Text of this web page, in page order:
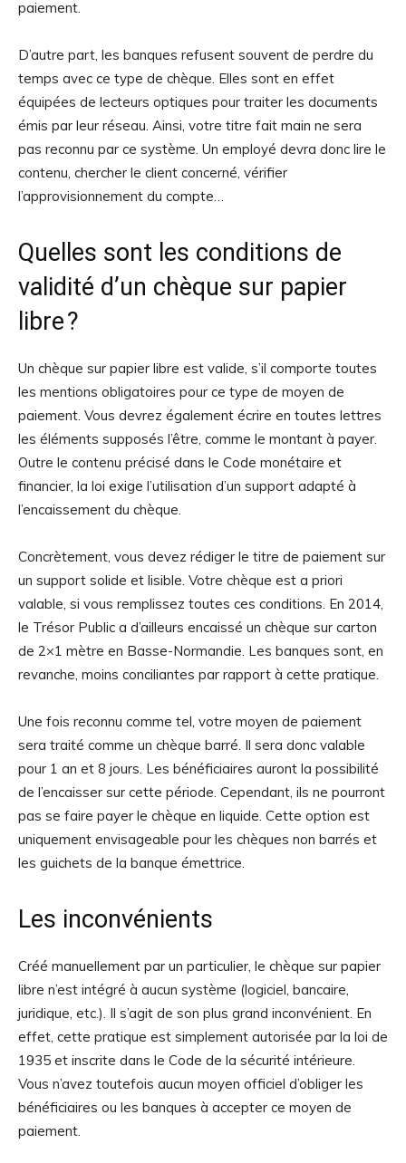
paiement.
D’autre part, les banques refusent souvent de perdre du
temps avec ce type de chèque. Elles sont en effet
équipées de lecteurs optiques pour traiter les documents
émis par leur réseau. Ainsi, votre titre fait main ne sera
pas reconnu par ce système. Un employé devra donc lire le
contenu, chercher le client concerné, vérifier
l’approvisionnement du compte…
Quelles sont les conditions de
validité d’un chèque sur papier
libre ?
Un chèque sur papier libre est valide, s’il comporte toutes
les mentions obligatoires pour ce type de moyen de
paiement. Vous devrez également écrire en toutes lettres
les éléments supposés l’être, comme le montant à payer.
Outre le contenu précisé dans le Code monétaire et
financier, la loi exige l’utilisation d’un support adapté à
l’encaissement du chèque.
Concrètement, vous devez rédiger le titre de paiement sur
un support solide et lisible. Votre chèque est a priori
valable, si vous remplissez toutes ces conditions. En 2014,
le Trésor Public a d’ailleurs encaissé un chèque sur carton
de 2×1 mètre en Basse-Normandie. Les banques sont, en
revanche, moins conciliantes par rapport à cette pratique.
Une fois reconnu comme tel, votre moyen de paiement
sera traité comme un chèque barré. Il sera donc valable
pour 1 an et 8 jours. Les bénéficiaires auront la possibilité
de l’encaisser sur cette période. Cependant, ils ne pourront
pas se faire payer le chèque en liquide. Cette option est
uniquement envisageable pour les chèques non barrés et
les guichets de la banque émettrice.
Les inconvénients
Créé manuellement par un particulier, le chèque sur papier
libre n’est intégré à aucun système (logiciel, bancaire,
juridique, etc.). Il s’agit de son plus grand inconvénient. En
effet, cette pratique est simplement autorisée par la loi de
1935 et inscrite dans le Code de la sécurité intérieure.
Vous n’avez toutefois aucun moyen officiel d’obliger les
bénéficiaires ou les banques à accepter ce moyen de
paiement.